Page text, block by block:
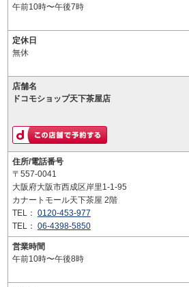
午前10時〜午後7時
定休日
無休
店舗名
ドコモショップ天下茶屋店
住所/電話番号
〒557-0041
大阪府大阪市西成区岸里1-1-95
カナートモール天下茶屋 2階
TEL： 0120-453-977
TEL： 06-4398-5850
営業時間
午前10時〜午後8時